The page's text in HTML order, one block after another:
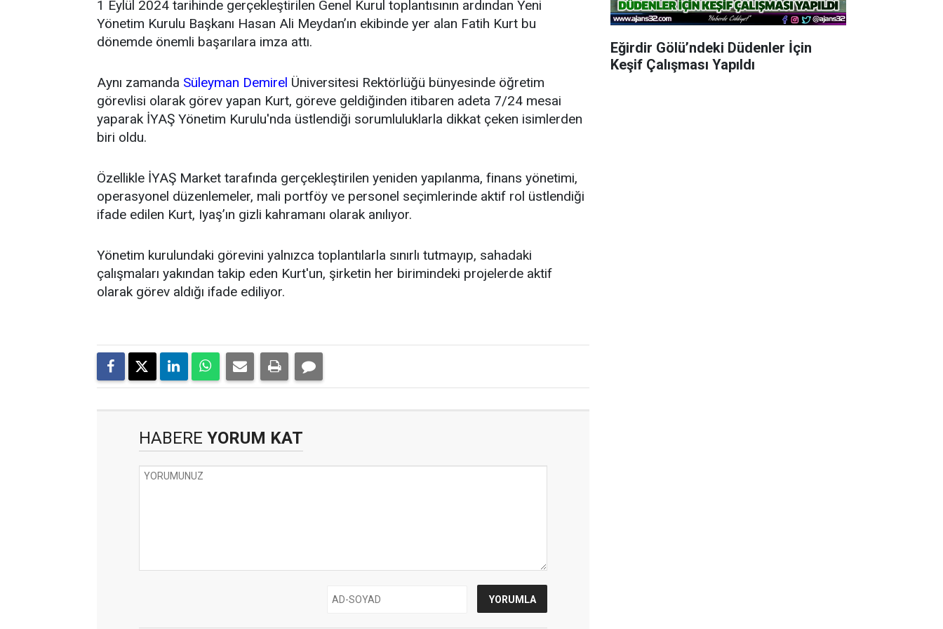
1 Eylül 2024 tarihinde gerçekleştirilen Genel Kurul toplantısının ardından Yeni
Yönetim Kurulu Başkanı Hasan Ali Meydan’ın ekibinde yer alan Fatih Kurt bu
dönemde önemli başarılara imza attı.
Aynı zamanda Süleyman Demirel Üniversitesi Rektörlüğü bünyesinde öğretim
görevlisi olarak görev yapan Kurt, göreve geldiğinden itibaren adeta 7/24 mesai
yaparak İYAŞ Yönetim Kurulu'nda üstlendiği sorumluluklarla dikkat çeken isimlerden
biri oldu.
Özellikle İYAŞ Market tarafında gerçekleştirilen yeniden yapılanma, finans yönetimi,
operasyonel düzenlemeler, mali portföy ve personel seçimlerinde aktif rol üstlendiği
ifade edilen Kurt, Iyaş’ın gizli kahramanı olarak anılıyor.
Yönetim kurulundaki görevini yalnızca toplantılarla sınırlı tutmayıp, sahadaki
çalışmaları yakından takip eden Kurt'un, şirketin her birimindeki projelerde aktif
olarak görev aldığı ifade ediliyor.
HABERE YORUM KAT
Eğirdir Gölü’ndeki Düdenler İçin
Keşif Çalışması Yapıldı